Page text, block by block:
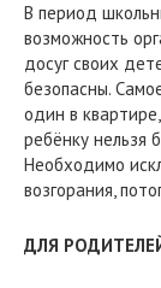
В период
возможность
досуг своих
безопасны.
один в
ребёнку нельзя
Необходимо
возгорания,
ДЛЯ